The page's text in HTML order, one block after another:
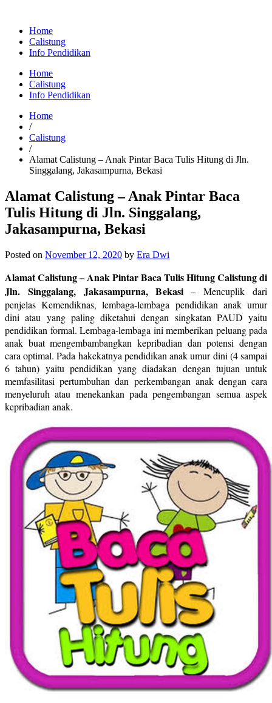
Home
Calistung
Info Pendidikan
Home
Calistung
Info Pendidikan
Home
/
Calistung
/
Alamat Calistung – Anak Pintar Baca Tulis Hitung di Jln.
Singgalang, Jakasampurna, Bekasi
Alamat Calistung – Anak Pintar Baca
Tulis Hitung di Jln. Singgalang,
Jakasampurna, Bekasi
Posted on November 12, 2020 by Era Dwi
Alamat Calistung – Anak Pintar Baca Tulis Hitung Calistung di
Jln. Singgalang, Jakasampurna, Bekasi–Mencuplik dari
penjelas Kemendiknas, lembaga-lembaga pendidikan anak umur
dini atau yang paling diketahui dengan singkatan PAUD yaitu
pendidikan formal. Lembaga-lembaga ini memberikan peluang pada
anak buat mengembambangkan kepribadian dan potensi dengan
cara optimal. Pada hakekatnya pendidikan anak umur dini (4 sampai
6 tahun) yaitu pendidikan yang diadakan dengan tujuan untuk
memfasilitasi pertumbuhan dan perkembangan anak dengan cara
menyeluruh atau menekankan pada pengembangan semua aspek
kepribadian anak.